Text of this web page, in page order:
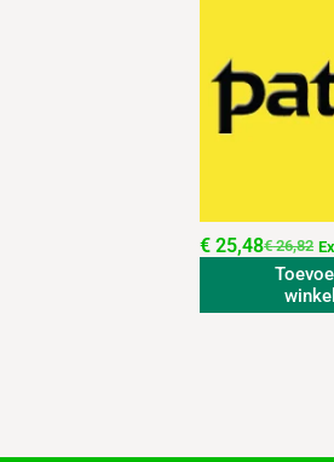
€26,82
€ 25,48